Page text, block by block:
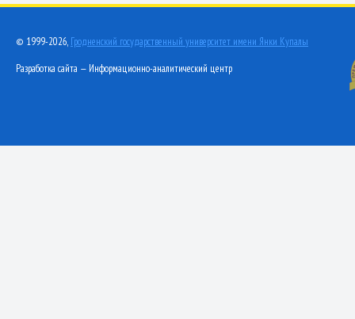
© 1999-2026, Гродненский государственный университет имени Янки Купалы
Разработка сайта — Информационно-аналитический центр